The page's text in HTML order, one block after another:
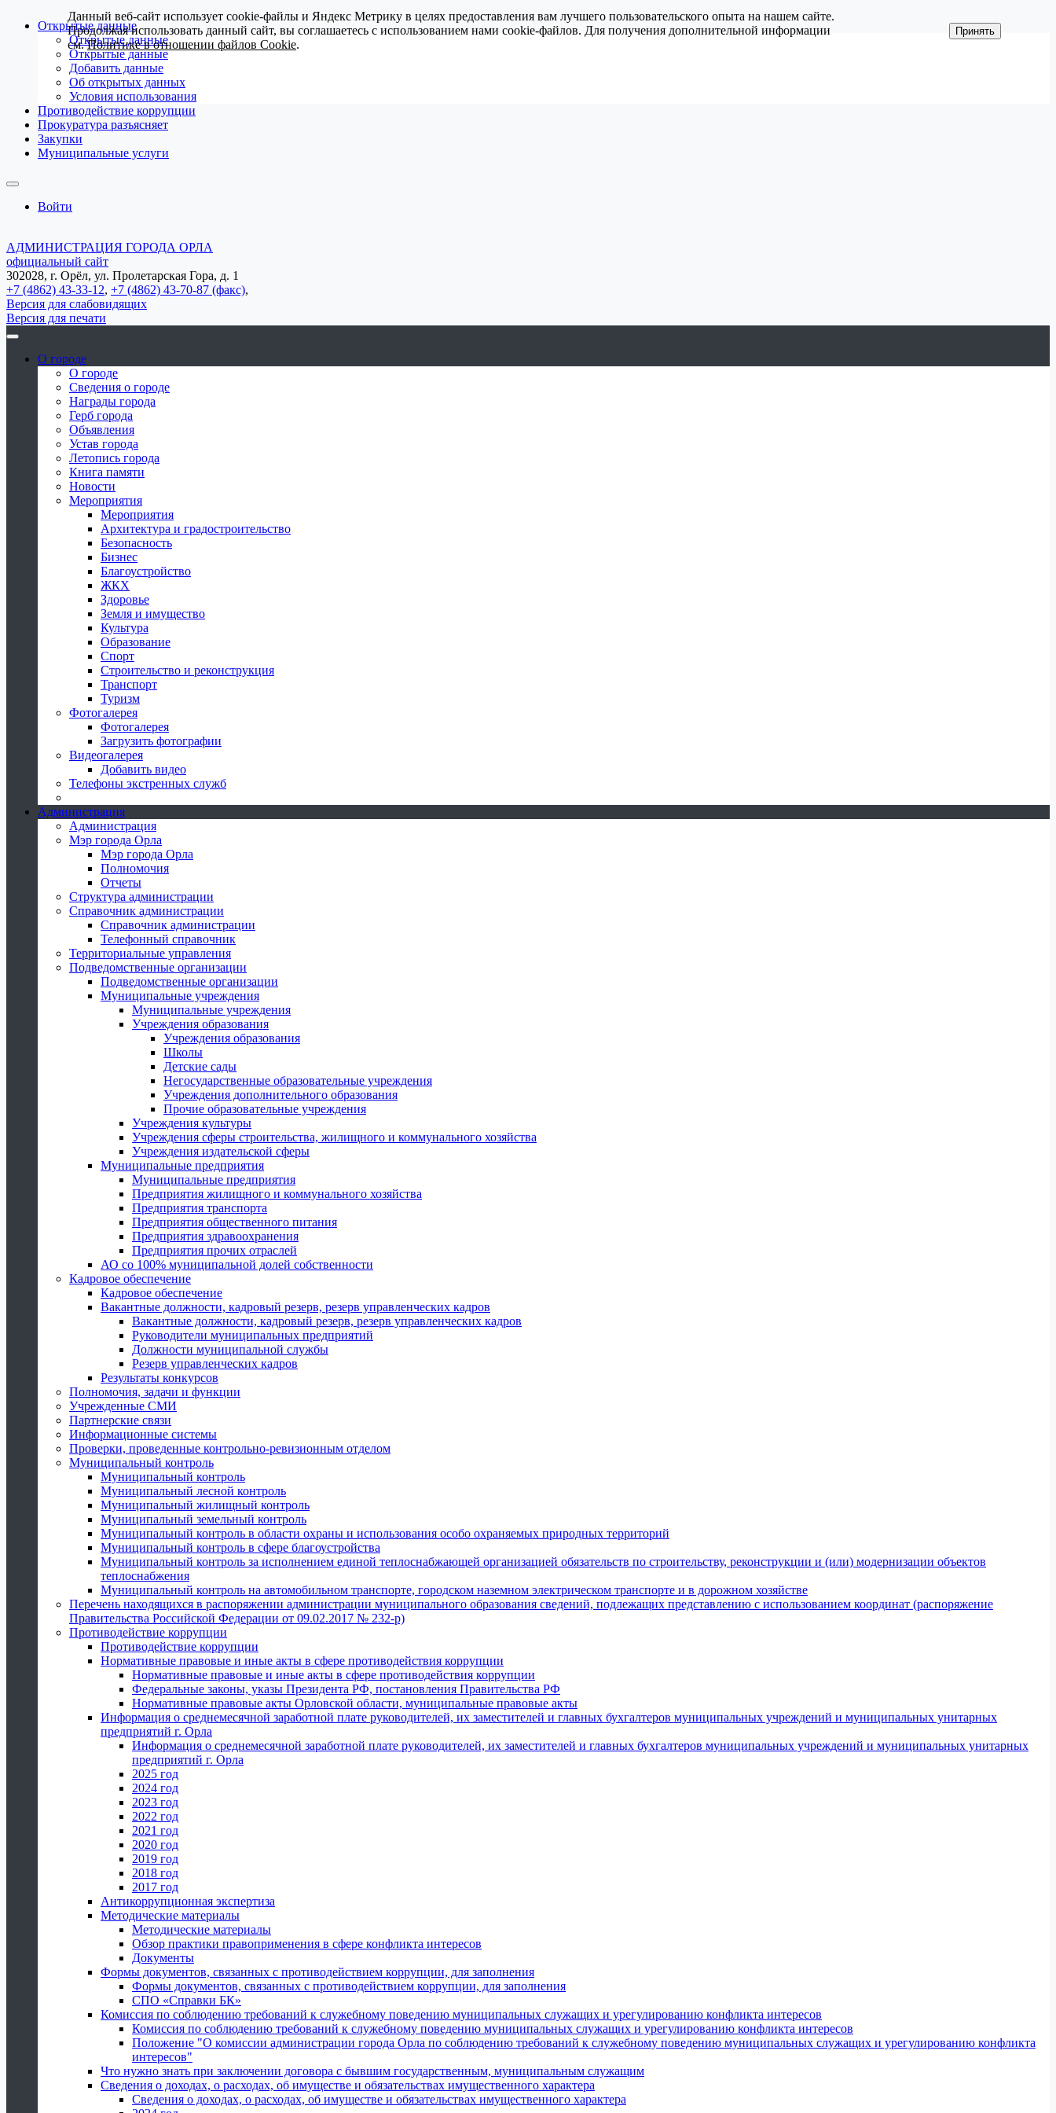
Открытые данные
Открытые данные
Открытые данные
Добавить данные
Об открытых данных
Условия использования
Противодействие коррупции
Прокуратура разъясняет
Закупки
Муниципальные услуги
Войти
АДМИНИСТРАЦИЯ ГОРОДА ОРЛА
официальный сайт
302028, г. Орёл, ул. Пролетарская Гора, д. 1
+7 (4862) 43-33-12, +7 (4862) 43-70-87 (факс),
Версия для слабовидящих
Версия для печати
О городе
О городе
Сведения о городе
Награды города
Герб города
Объявления
Устав города
Летопись города
Книга памяти
Новости
Мероприятия
Мероприятия
Архитектура и градостроительство
Безопасность
Бизнес
Благоустройство
ЖКХ
Здоровье
Земля и имущество
Культура
Образование
Спорт
Строительство и реконструкция
Транспорт
Туризм
Фотогалерея
Фотогалерея
Загрузить фотографии
Видеогалерея
Добавить видео
Телефоны экстренных служб
Администрация
Администрация
Мэр города Орла
Мэр города Орла
Полномочия
Отчеты
Структура администрации
Справочник администрации
Справочник администрации
Телефонный справочник
Территориальные управления
Подведомственные организации
Подведомственные организации
Муниципальные учреждения
Муниципальные учреждения
Учреждения образования
Учреждения образования
Школы
Детские сады
Негосударственные образовательные учреждения
Учреждения дополнительного образования
Прочие образовательные учреждения
Учреждения культуры
Учреждения сферы строительства, жилищного и коммунального хозяйства
Учреждения издательской сферы
Муниципальные предприятия
Муниципальные предприятия
Предприятия жилищного и коммунального хозяйства
Предприятия транспорта
Предприятия общественного питания
Предприятия здравоохранения
Предприятия прочих отраслей
АО со 100% муниципальной долей собственности
Кадровое обеспечение
Кадровое обеспечение
Вакантные должности, кадровый резерв, резерв управленческих кадров
Вакантные должности, кадровый резерв, резерв управленческих кадров
Руководители муниципальных предприятий
Должности муниципальной службы
Резерв управленческих кадров
Результаты конкурсов
Полномочия, задачи и функции
Учрежденные СМИ
Партнерские связи
Информационные системы
Проверки, проведенные контрольно-ревизионным отделом
Муниципальный контроль
Муниципальный контроль
Муниципальный лесной контроль
Муниципальный жилищный контроль
Муниципальный земельный контроль
Муниципальный контроль в области охраны и использования особо охраняемых природных территорий
Муниципальный контроль в сфере благоустройства
Муниципальный контроль за исполнением единой теплоснабжающей организацией обязательств по строительству, реконструкции и (или) модернизации объектов
теплоснабжения
Муниципальный контроль на автомобильном транспорте, городском наземном электрическом транспорте и в дорожном хозяйстве
Перечень находящихся в распоряжении администрации муниципального образования сведений, подлежащих представлению с использованием координат (распоряжение
Правительства Российской Федерации от 09.02.2017 № 232-р)
Противодействие коррупции
Противодействие коррупции
Нормативные правовые и иные акты в сфере противодействия коррупции
Нормативные правовые и иные акты в сфере противодействия коррупции
Федеральные законы, указы Президента РФ, постановления Правительства РФ
Нормативные правовые акты Орловской области, муниципальные правовые акты
Информация о среднемесячной заработной плате руководителей, их заместителей и главных бухгалтеров муниципальных учреждений и муниципальных унитарных
предприятий г. Орла
Информация о среднемесячной заработной плате руководителей, их заместителей и главных бухгалтеров муниципальных учреждений и муниципальных унитарных
предприятий г. Орла
2025 год
2024 год
2023 год
2022 год
2021 год
2020 год
2019 год
2018 год
2017 год
Антикоррупционная экспертиза
Методические материалы
Методические материалы
Обзор практики правоприменения в сфере конфликта интересов
Документы
Формы документов, связанных с противодействием коррупции, для заполнения
Формы документов, связанных с противодействием коррупции, для заполнения
СПО «Справки БК»
Комиссия по соблюдению требований к служебному поведению муниципальных служащих и урегулированию конфликта интересов
Комиссия по соблюдению требований к служебному поведению муниципальных служащих и урегулированию конфликта интересов
Положение "О комиссии администрации города Орла по соблюдению требований к служебному поведению муниципальных служащих и урегулированию конфликта
интересов"
Что нужно знать при заключении договора с бывшим государственным, муниципальным служащим
Сведения о доходах, о расходах, об имуществе и обязательствах имущественного характера
Сведения о доходах, о расходах, об имуществе и обязательствах имущественного характера
Данный веб-сайт использует cookie-файлы и Яндекс Метрику в целях предоставления вам лучшего пользовательского опыта на нашем сайте.
Продолжая использовать данный сайт, вы соглашаетесь с использованием нами cookie-файлов. Для получения дополнительной информации
см.Политике в отношении файлов Cookie.
Принять